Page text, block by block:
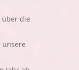
über die
unsere